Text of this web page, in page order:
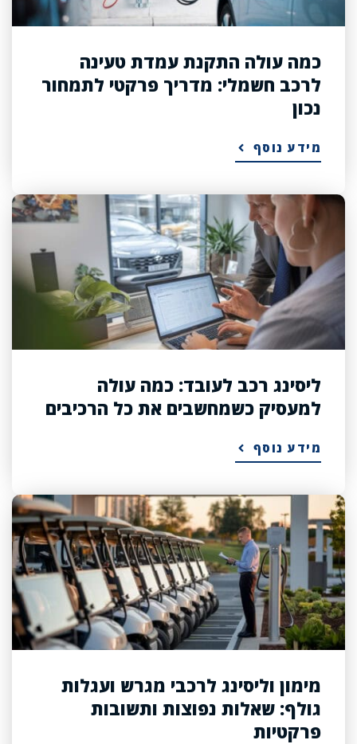
כמה עולה התקנת עמדת טעינה
לרכב חשמלי: מדריך פרקטי לתמחור
נכון
מידע נוסף
ליסינג רכב לעובד: כמה עולה
למעסיק כשמחשבים את כל הרכיבים
מידע נוסף
מימון וליסינג לרכבי מגרש ועגלות
גולף: שאלות נפוצות ותשובות
פרקטיות